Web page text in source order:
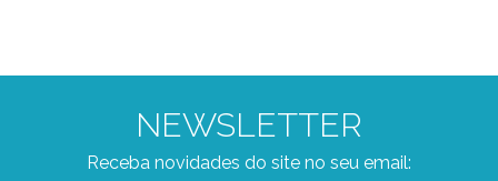
NEWSLETTER
Receba novidades do site no seu email: